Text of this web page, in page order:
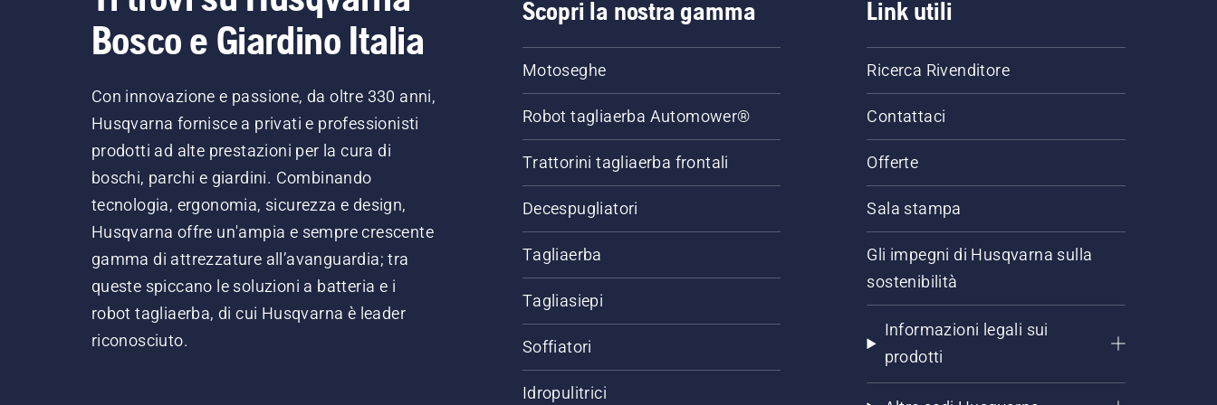
Bosco e Giardino Italia
Con innovazione e passione, da oltre 330 anni,
Husqvarna fornisce a privati e professionisti
prodotti ad alte prestazioni per la cura di
boschi, parchi e giardini. Combinando
tecnologia, ergonomia, sicurezza e design,
Husqvarna offre un'ampia e sempre crescente
gamma di attrezzature all’avanguardia; tra
queste spiccano le soluzioni a batteria e i
robot tagliaerba, di cui Husqvarna è leader
riconosciuto.
Scopri la nostra gamma
Motoseghe
Robot tagliaerba Automower®
Trattorini tagliaerba frontali
Decespugliatori
Tagliaerba
Tagliasiepi
Soffiatori
Idropulitrici
Link utili
Ricerca Rivenditore
Contattaci
Offerte
Sala stampa
Gli impegni di Husqvarna sulla
sostenibilità
Informazioni legali sui
prodotti